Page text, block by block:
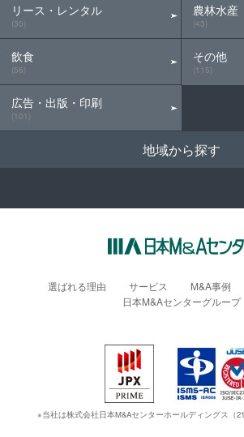
リース・レンタル
(30)
飲食
(56)
広告・出版・印刷
(101)
農林水産
(43)
その他
(115)
地域から探す
選ばれる理由 サービス M&A事例
日本M&Aセンターグループ
※当社は株式会社日本M&Aセンターホールディングス（